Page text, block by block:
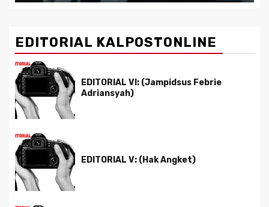
EDITORIAL KALPOSTONLINE
EDITORIAL VI: (Jampidsus Febrie
Adriansyah)
EDITORIAL V: (Hak Angket)